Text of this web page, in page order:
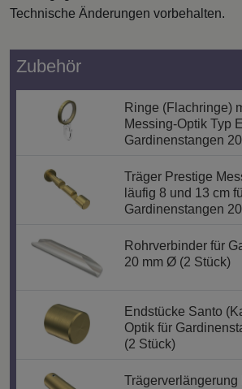
Technische Änderungen vorbehalten.
Zubehör
Ringe (Flachringe)
Messing-Optik Typ
Gardinenstangen
Träger Prestige
läufig 8 und 13 cm
Gardinenstangen
Rohrverbinder für
20 mm Ø (2 Stück)
Endstücke Santo
Optik für
(2 Stück)
Trägerverlängerung